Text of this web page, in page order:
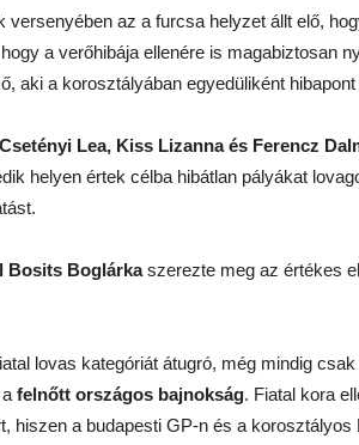
versenyében az a furcsa helyzet állt elő,
a verőhibája ellenére is magabiztosan
aki a korosztályában egyedüliként
Csetényi Lea, Kiss Lizanna és Ferencz
helyen értek célba hibátlan pályákat
Bosits Boglárkaszerezte meg az értékes
lovas kategóriát átugró, még mindig
felnőtt országos bajnokság. Fiatal kora
hiszen a budapesti GP-n és a korosztályos